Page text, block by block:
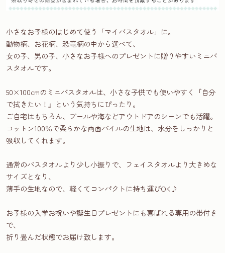
小さなお子様のはじめて使う「マイバスタオル」に。
動物柄、お花柄、恐竜柄の中から選べて、
女の子、男の子、小さなお子様へのプレゼントに贈りやすいミニバ
スタオルです。
50×100cmのミニバスタオルは、小さな子供でも使いやすく『自分
で拭きたい！』という気持ちにぴったり。
ご自宅はもちろん、プールや海などアウトドアのシーンでも活躍。
コットン100％で柔らかな両面パイルの生地は、水分をしっかりと
吸収してくれます。
通常のバスタオルより少し小振りで、フェイスタオルより大きめな
サイズとなり、
薄手の生地なので、軽くてコンパクトに持ち運びOK♪
お子様の入学お祝いや誕生日プレゼントにも喜ばれる専用の帯付き
で、
折り畳んだ状態でお届け致します。